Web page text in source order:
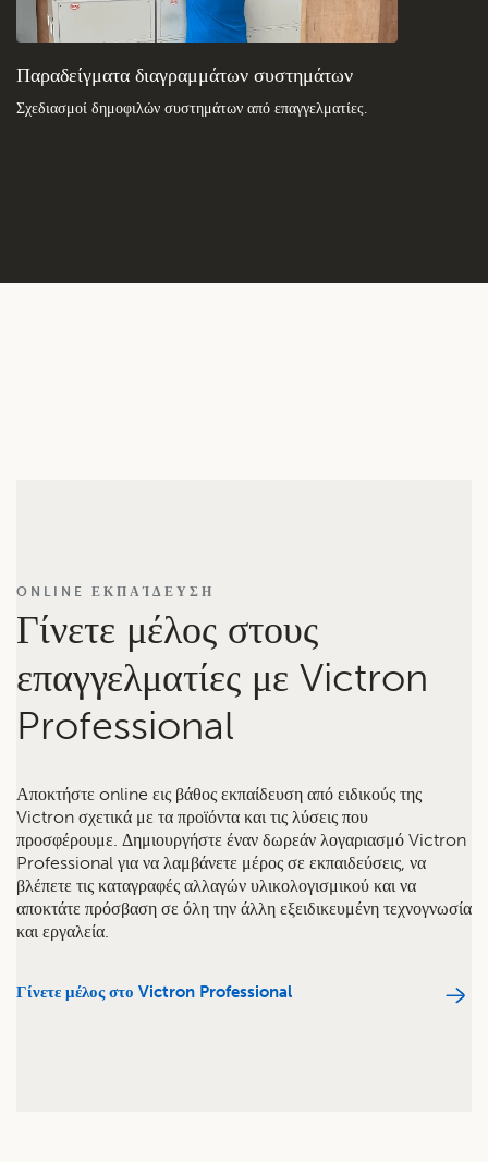
Παραδείγματα διαγραμμάτων συστημάτων
Σχεδιασμοί δημοφιλών συστημάτων από επαγγελματίες.
ONLINE ΕΚΠΑΊΔΕΥΣΗ
Γίνετε μέλος στους
επαγγελματίες με Victron
Professional
Αποκτήστε online εις βάθος εκπαίδευση από ειδικούς της
Victron σχετικά με τα προϊόντα και τις λύσεις που
προσφέρουμε. Δημιουργήστε έναν δωρεάν λογαριασμό Victron
Professional για να λαμβάνετε μέρος σε εκπαιδεύσεις, να
βλέπετε τις καταγραφές αλλαγών υλικολογισμικού και να
αποκτάτε πρόσβαση σε όλη την άλλη εξειδικευμένη τεχνογνωσία
και εργαλεία.
Γίνετε μέλος στο Victron Professional